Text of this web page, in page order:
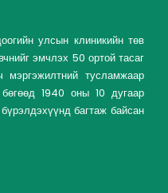
улсын клиникийн төв
эмчлэх 50 ортой тасаг
мэргэжилтний тусламжаар
1940 оны 10 дугаар
багтаж байсан